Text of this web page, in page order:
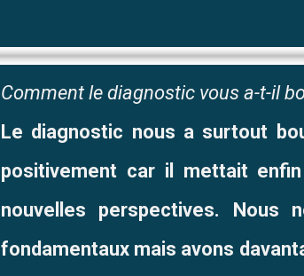
Comment le diagnostic vous a-t-il
Le diagnostic nous a surtout
positivement car il mettait
nouvelles perspectives. Nous
fondamentaux mais avons